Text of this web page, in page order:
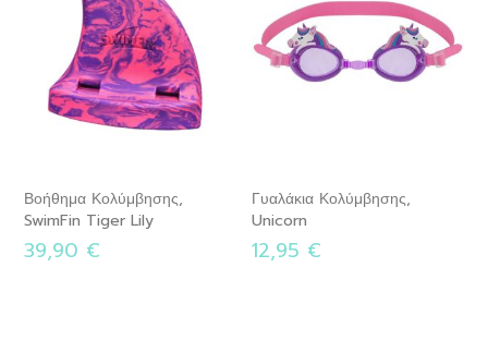
Βοήθημα Κολύμβησης,
SwimFin Tiger Lily
39,90 €
Γυαλάκια Κολύμβησης,
Unicorn
12,95 €